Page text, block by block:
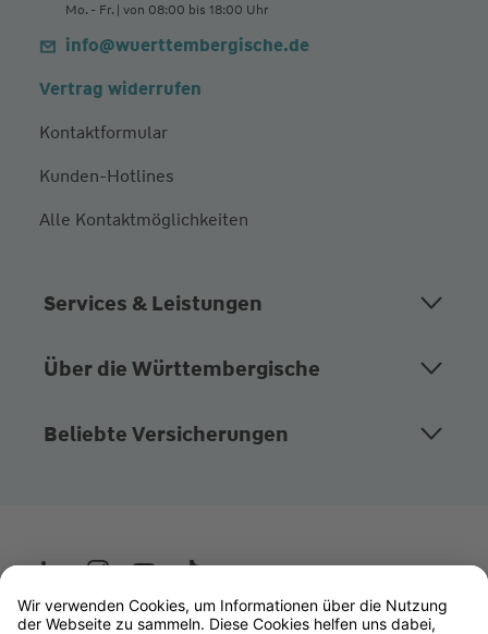
Mo. - Fr. | von 08:00 bis 18:00 Uhr
info@wuerttembergische.de
Vertrag widerrufen
Kontaktformular
Kunden-Hotlines
Alle Kontaktmöglichkeiten
Services & Leistungen
Über die Württembergische
Beliebte Versicherungen
Wüstenrot